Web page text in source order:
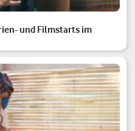
und Filmstarts im